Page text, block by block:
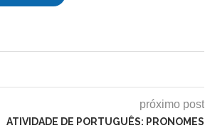
próximo post
ATIVIDADE DE PORTUGUÊS: PRONOMES